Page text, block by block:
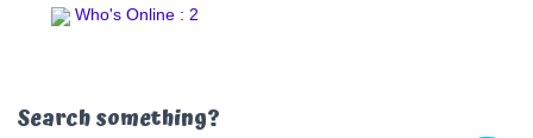
Who's Online : 2
Search something?